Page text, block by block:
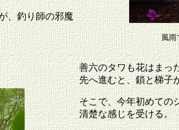
、釣り師の邪魔
風雨
善六のタワも花はまっ
先へ進むと、鎖と梯子
そこで、今年初めての
清楚な感じを受ける。